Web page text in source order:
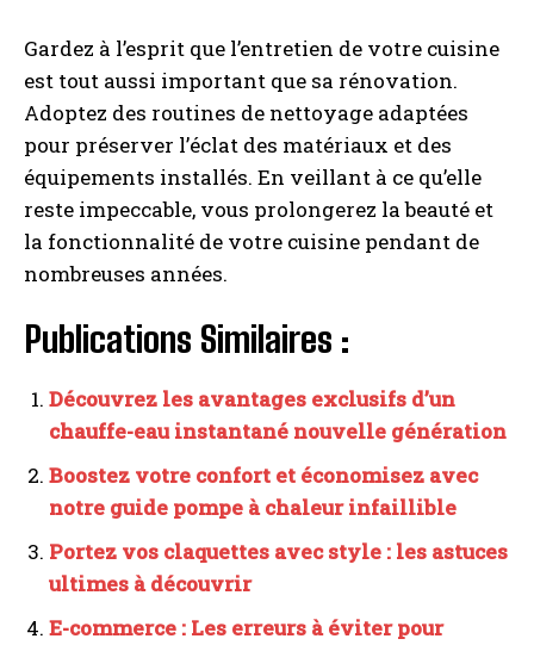
Gardez à l’esprit que l’entretien de votre cuisine
est tout aussi important que sa rénovation.
Adoptez des routines de nettoyage adaptées
pour préserver l’éclat des matériaux et des
équipements installés. En veillant à ce qu’elle
reste impeccable, vous prolongerez la beauté et
la fonctionnalité de votre cuisine pendant de
nombreuses années.
Publications Similaires :
Découvrez les avantages exclusifs d’un
chauffe-eau instantané nouvelle génération
Boostez votre confort et économisez avec
notre guide pompe à chaleur infaillible
Portez vos claquettes avec style : les astuces
ultimes à découvrir
E-commerce : Les erreurs à éviter pour